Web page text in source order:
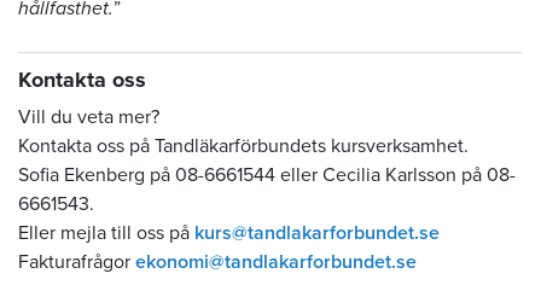
hållfasthet.”
Kontakta oss
Vill du veta mer?
Kontakta oss på Tandläkarförbundets kursverksamhet.
Sofia Ekenberg på 08-6661544 eller Cecilia Karlsson på 08-
6661543.
Eller mejla till oss på kurs@tandlakarforbundet.se
Fakturafrågor ekonomi@tandlakarforbundet.se